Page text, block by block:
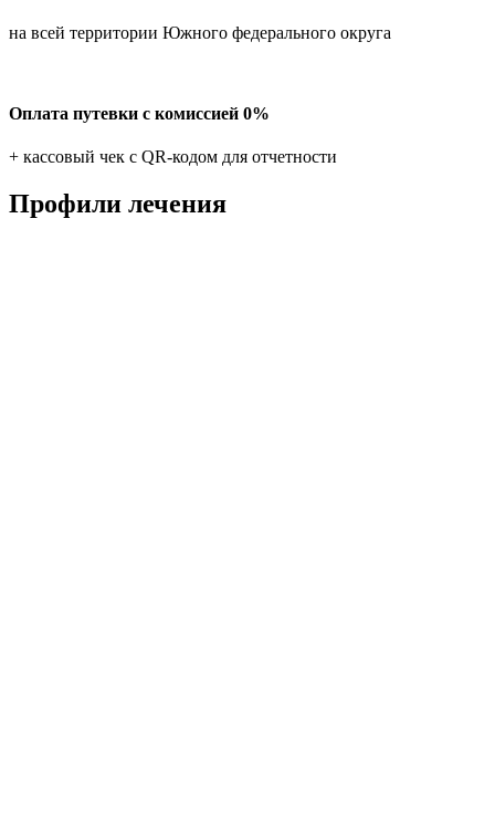
на всей территории Южного федерального округа
Оплата путевки с комиссией 0%
+ кассовый чек с QR-кодом для отчетности
Профили лечения